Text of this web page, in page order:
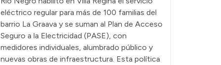
eléctrico regular para más de 100 familias del
barrio La Graava y se suman al Plan de Acceso
Seguro a la Electricidad (PASE), con
medidores individuales, alumbrado público y
nuevas obras de infraestructura. Esta política